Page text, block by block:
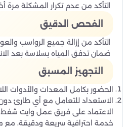
التأكد من عدم تكرار المشكلة مرة
الفحص الدقيق
التأكد من إزالة جميع الرواسب
ضمان تدفق المياه بسلاسة بعد
التجهيز المسبق
الحضور بكامل المعدات والأدوات
الاستعداد للتعامل مع أي طارئ
الاعتماد على فريق عمل وايت شفط
خدمة احترافية سريعة ودقيقة،